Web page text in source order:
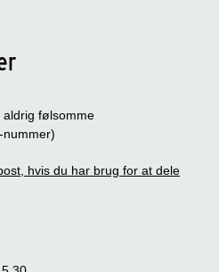
aldrig følsomme
nummer)
hvis du har brug for at dele